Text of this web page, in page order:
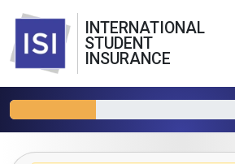
INTERNATIONAL
STUDENT
INSURANCE